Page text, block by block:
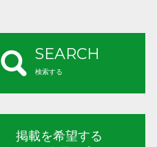
SEARCH
検索する
掲載を希望する